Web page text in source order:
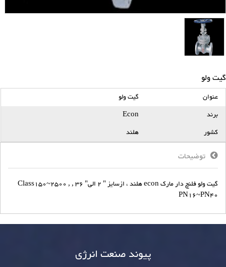
گیت ولو
عنوان
گیت ولو
برند
Econ
کشور
هلند
توضیحات
گیت ولو فلنچ دار مارک econ هلند ، ازسایز " 2 الی" 36 , Class150~2500 ,
PN16~PN40
پیوند صنعت انرژی